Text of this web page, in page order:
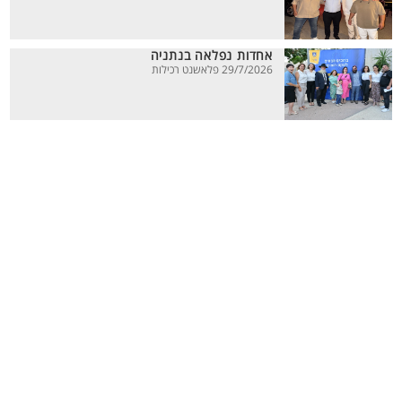
אחדות נפלאה בנתניה
29/7/2026 פלאשנט רכילות